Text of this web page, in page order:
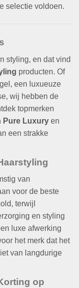
selectie voldoen.
styling, en dat vind
producten. Of
een luxueuze
wij hebben de
topmerken
Pure Luxury en
een strakke
van
voor de beste
terwijl
en styling
luxe afwerking
het merk dat het
van langdurige
op